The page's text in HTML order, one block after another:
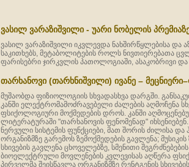
ვასილ ვარაზიშვილი - უარი ნობელის
ვასილ ვარაზიშვილი იკვლევდა ნახშირწყლებისა და
საკითხებს, მეტაბოლიტების როლს ნივთიერებათა
ფარისებრი ჯირკვლის პათოლოგიაში, ასაკობრივი და
თარხანოვი (თარხნიშვილი) ივანე –
მუშაობდა ფიზიოლოგიის სხვადასხვა დარგში.
კანში ელექტრომამოძრავებელი ძალების აღმოჩენა
ფსიქოლოგიური მოქმედების დროს. კანში
ლიტერატურაში "თარხანოვის ფენომენად"
ნერვული სისტემის ფუნქციები, მათ შორის ძილისა და
ორგანიზმზე გარემოს ზემოქმედების გავლენა;
სხივების გავლენა ცხოველებზე, სმენითი
ბიოელექტრული მოვლენების კვლევისას აღწერა
პირველმა შეისწავლა ორგანიზმზე რენტგენის